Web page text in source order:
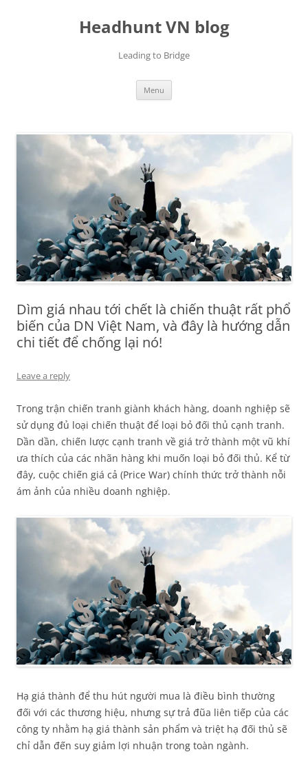
Headhunt VN blog
Leading to Bridge
Menu
Dìm giá nhau tới chết là chiến thuật rất phổ
biến của DN Việt Nam, và đây là hướng dẫn
chi tiết để chống lại nó!
Leave a reply
Trong trận chiến tranh giành khách hàng, doanh nghiệp sẽ
sử dụng đủ loại chiến thuật để loại bỏ đối thủ cạnh tranh.
Dần dần, chiến lược cạnh tranh về giá trở thành một vũ khí
ưa thích của các nhãn hàng khi muốn loại bỏ đối thủ. Kể từ
đây, cuộc chiến giá cả (Price War) chính thức trở thành nỗi
ám ảnh của nhiều doanh nghiệp.
Hạ giá thành để thu hút người mua là điều bình thường
đối với các thương hiệu, nhưng sự trả đũa liên tiếp của các
công ty nhằm hạ giá thành sản phẩm và triệt hạ đối thủ sẽ
chỉ dẫn đến suy giảm lợi nhuận trong toàn ngành.